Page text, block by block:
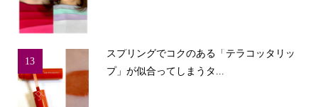
13
スプリングでコクのある「テラコッタリッ
プ」が似合ってしまうタ...